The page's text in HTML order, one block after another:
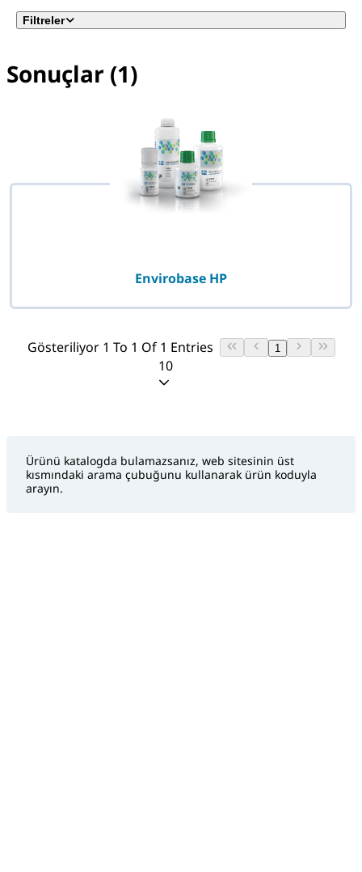
Filtreler
Sonuçlar (1)
Envirobase HP
Gösteriliyor 1 To 1 Of 1 Entries 1
10
Ürünü katalogda bulamazsanız, web sitesinin üst
kısmındaki arama çubuğunu kullanarak ürün koduyla
arayın.